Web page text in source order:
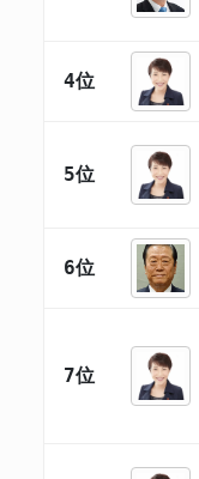
4位
5位
6位
7位